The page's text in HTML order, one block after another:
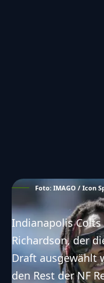
Foto: IMAGO / Icon
Indianapolis
Richardson, der
Draft ausgewählt
den Rest der NF